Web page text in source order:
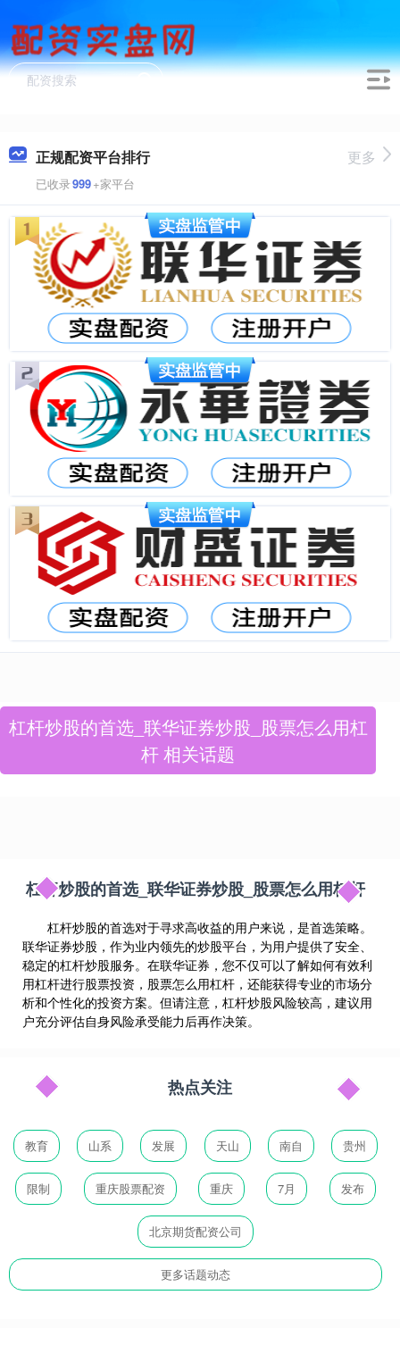
正规配资平台排行
已收录999+家平台
更多
杠杆炒股的首选_联华证券炒股_股票怎么用杠
杆 相关话题
杠杆炒股的首选_联华证券炒股_股票怎么用杠杆
杠杆炒股的首选对于寻求高收益的用户来说，是首选策略。
联华证券炒股，作为业内领先的炒股平台，为用户提供了安全、
稳定的杠杆炒股服务。在联华证券，您不仅可以了解如何有效利
用杠杆进行股票投资，股票怎么用杠杆，还能获得专业的市场分
析和个性化的投资方案。但请注意，杠杆炒股风险较高，建议用
户充分评估自身风险承受能力后再作决策。
热点关注
教育 山系 发展 天山 南自 贵州
限制 重庆股票配资 重庆 7月 发布
北京期货配资公司
更多话题动态